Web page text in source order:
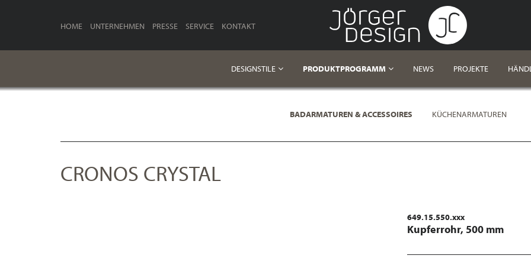
HOME UNTERNEHMEN PRESSE SERVICE KONTAKT
DESIGNSTILE PRODUKTPROGRAMM NEWS PROJEKTE
BADARMATUREN & ACCESSOIRES KÜCHENARMATUREN
CRONOS CRYSTAL
649.15.550.xxx
Kupferrohr, 500 mm